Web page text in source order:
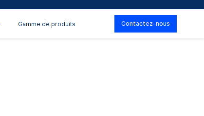
Gamme de produits Contactez-nous